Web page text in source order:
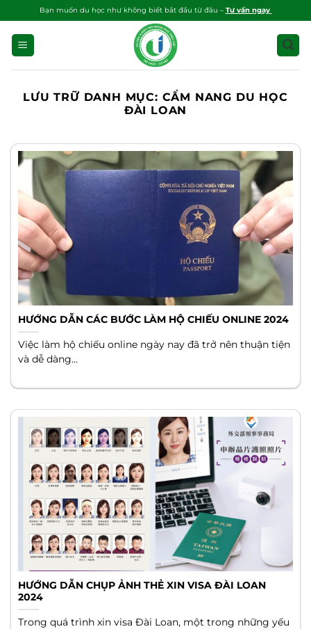
qua
dung
Bạn muốn du học như không biết bắt đầu từ đâu – Tư vấn ngay
LƯU TRỮ DANH MỤC: CẨM NANG DU HỌC
ĐÀI LOAN
HƯỚNG DẪN CÁC BƯỚC LÀM HỘ CHIẾU ONLINE 2024
Việc làm hộ chiếu online ngày nay đã trở nên thuận tiện
và dễ dàng...
HƯỚNG DẪN CHỤP ẢNH THẺ XIN VISA ĐÀI LOAN
2024
Trong quá trình xin visa Đài Loan, một trong những yếu